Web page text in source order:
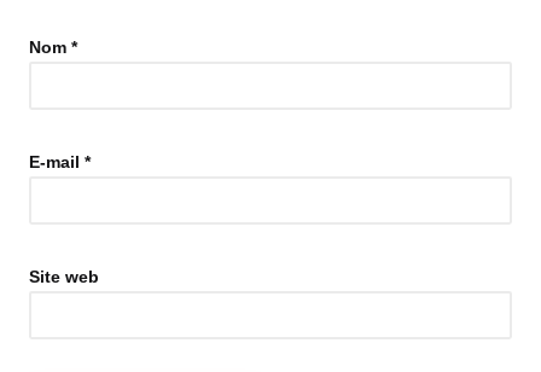
Nom *
E-mail *
Site web